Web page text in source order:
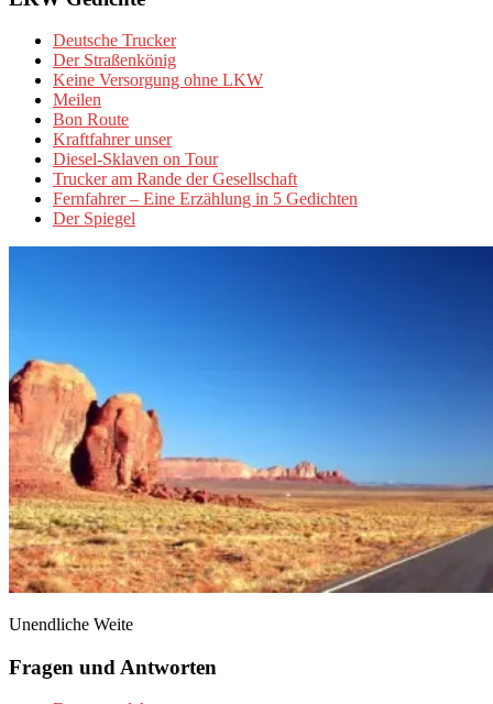
Deutsche Trucker
Der Straßenkönig
Keine Versorgung ohne LKW
Meilen
Bon Route
Kraftfahrer unser
Diesel-Sklaven on Tour
Trucker am Rande der Gesellschaft
Fernfahrer – Eine Erzählung in 5 Gedichten
Der Spiegel
Unendliche Weite
Fragen und Antworten